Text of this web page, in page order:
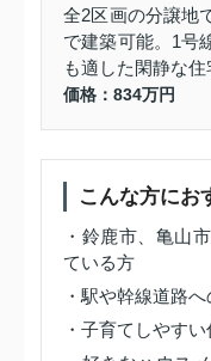
全2区画の分譲地
で建築可能。1号
も適した閑静な住
価格：834万円
こんな方にお
・鈴鹿市、亀山
ている方
・駅や幹線道路
・子育てしやす